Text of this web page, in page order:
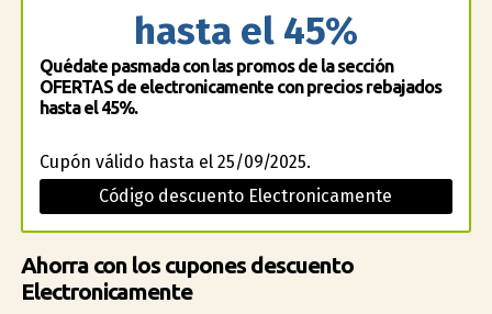
hasta el 45%
Quédate pasmada con las promos de la sección
OFERTAS de electronicamente con precios rebajados
hasta el 45%.
Cupón válido hasta el 25/09/2025.
Código descuento Electronicamente
Ahorra con los cupones descuento
Electronicamente